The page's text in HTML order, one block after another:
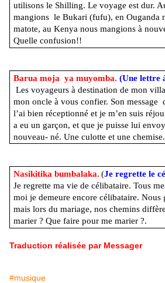
utilisons le Shilling. Le voyage est dur.
mangions le Bukari (fufu), en Ouganda
matote, au Kenya nous mangions à
Quelle confusion!!
Barua moja ya muyomba. (Une lettre
Les voyageurs à destination de mon
mon oncle à vous confier. Son message
l’ai bien réceptionné et je m’en suis
a eu un garçon, et que je puisse lui
nouveau- né. Une culotte et une chemise.
Nasikitika bumbalaka. (Je regrette le
Je regrette ma vie de célibataire. Tous
moi je demeure encore célibataire. Nous
mais lors du mariage, nos chemins
marier ? Que faire pour me marier ?.
Traduction réalisée par Messager
#musique